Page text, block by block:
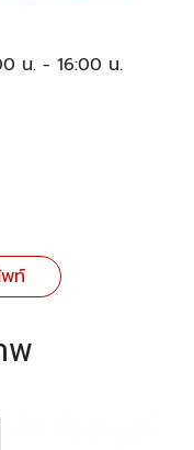
น. - 16:00 น.
ท์
พ